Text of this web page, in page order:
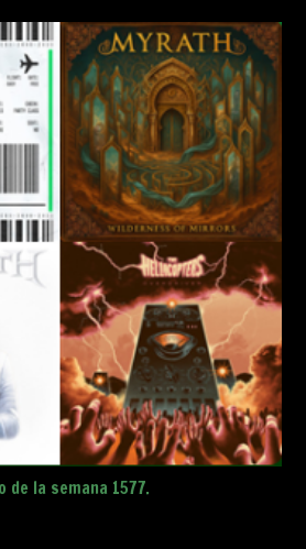
la semana 1577.